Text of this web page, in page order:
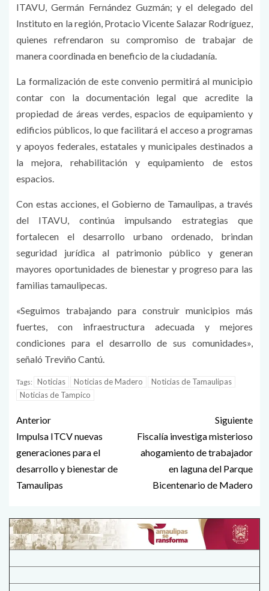
ITAVU, Germán Fernández Guzmán; y el delegado del
Instituto en la región, Protacio Vicente Salazar Rodríguez,
quienes refrendaron su compromiso de trabajar de
manera coordinada en beneficio de la ciudadanía.
La formalización de este convenio permitirá al municipio
contar con la documentación legal que acredite la
propiedad de áreas verdes, espacios de equipamiento y
edificios públicos, lo que facilitará el acceso a programas
y apoyos federales, estatales y municipales destinados a
la mejora, rehabilitación y equipamiento de estos
espacios.
Con estas acciones, el Gobierno de Tamaulipas, a través
del ITAVU, continúa impulsando estrategias que
fortalecen el desarrollo urbano ordenado, brindan
seguridad jurídica al patrimonio público y generan
mayores oportunidades de bienestar y progreso para las
familias tamaulipecas.
«Seguimos trabajando para construir municipios más
fuertes, con infraestructura adecuada y mejores
condiciones para el desarrollo de sus comunidades»,
señaló Treviño Cantú.
Tags: Noticias Noticias de Madero
Noticias de Tamaulipas
Noticias de Tampico
Anterior
Impulsa ITCV nuevas
generaciones para el
desarrollo y bienestar de
Tamaulipas
Siguiente
Fiscalía investiga misterioso
ahogamiento de trabajador
en laguna del Parque
Bicentenario de Madero